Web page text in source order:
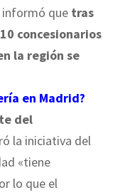
informó que tras
concesionarios
la región se
en Madrid?
del
la iniciativa del
«tiene
lo que el